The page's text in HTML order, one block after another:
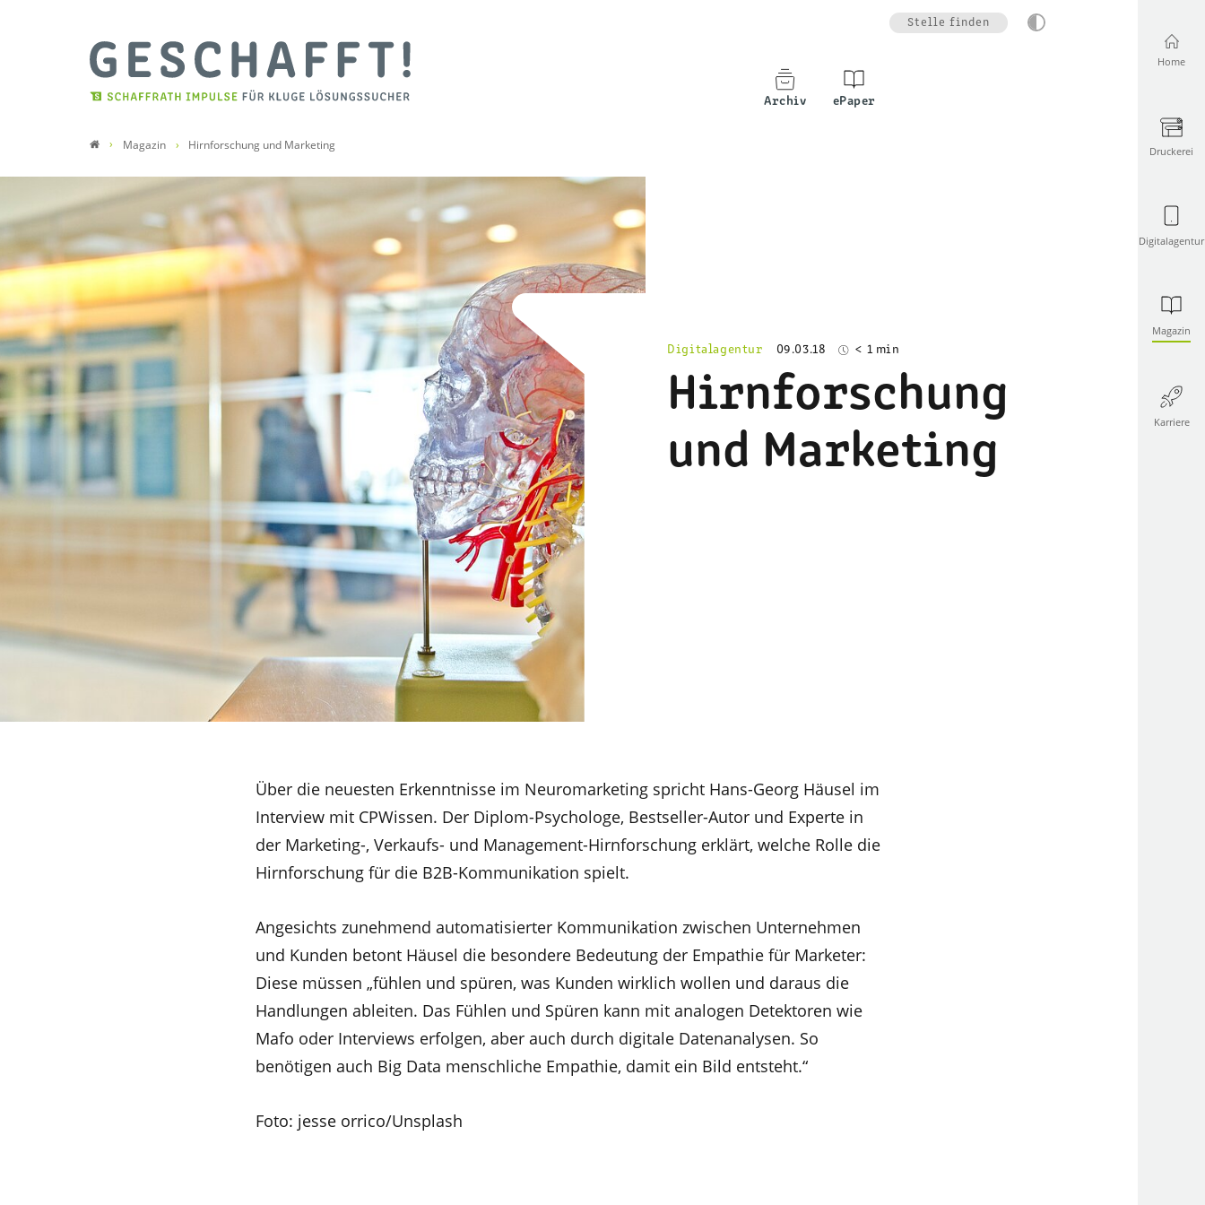
Home
Druckerei
Digitalagentur
Magazin
Karriere
Stelle finden
Archiv ePaper
Magazin Hirnforschung und Marketing
Digitalagentur 09.03.18 < 1 min
Hirnforschung
und Marketing
Über die neuesten Erkenntnisse im Neuromarketing spricht Hans-Georg Häusel im
Interview mit CPWissen. Der Diplom-Psychologe, Bestseller-Autor und Experte in
der Marketing-, Verkaufs- und Management-Hirnforschung erklärt, welche Rolle die
Hirnforschung für die B2B-Kommunikation spielt.
Angesichts zunehmend automatisierter Kommunikation zwischen Unternehmen
und Kunden betont Häusel die besondere Bedeutung der Empathie für Marketer:
Diese müssen „fühlen und spüren, was Kunden wirklich wollen und daraus die
Handlungen ableiten. Das Fühlen und Spüren kann mit analogen Detektoren wie
Mafo oder Interviews erfolgen, aber auch durch digitale Datenanalysen. So
benötigen auch Big Data menschliche Empathie, damit ein Bild entsteht.“
Foto: jesse orrico/Unsplash